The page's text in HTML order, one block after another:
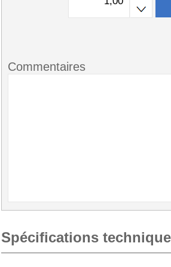
Commentaires
Spécifications